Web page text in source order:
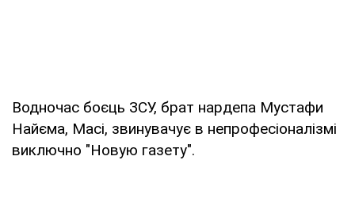
Водночас боєць ЗСУ, брат нардепа Мустафи
Найєма, Масі, звинувачує в непрофесіоналізмі
виключно "Новую газету".